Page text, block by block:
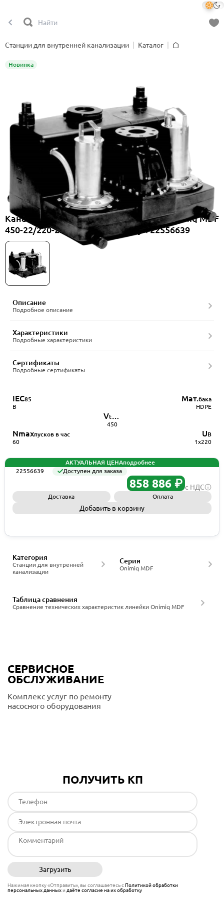
Станции для внутренней канализации
Каталог
Канализационная насосная станция Onimiq MDF
450-22/220-2ACS-80/10E, артикул 22556639
Новинка
Описание
Подробное описание
Характеристики
Подробные характеристики
Сертификаты
Подробные сертификаты
IEC85
B
Мат.бака
HDPE
Nmaxпусков в час
60
UВ
1x220
Vtank
450
АКТУАЛЬНАЯ ЦЕНАподробнее
22556639
Доступен для заказа
858 886 ₽ с НДС
Доставка Оплата
Добавить в корзину
Станции для внутренней
канализации
Категория
Onimiq MDF
Серия
Сравнение технических характеристик линейки Onimiq MDF
Таблица сравнения
СЕРВИСНОЕ
ОБСЛУЖИВАНИЕ
Комплекс услуг по ремонту
насосного оборудования
ПОЛУЧИТЬ КП
Загрузить
Нажимая кнопку «Отправить», вы соглашаетесь сПолитикой обработки
персональных данныхи даёте согласие на их обработку